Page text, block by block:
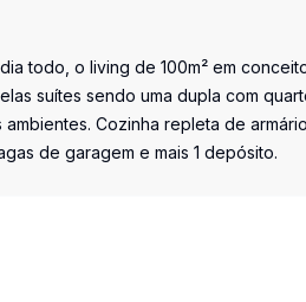
todo, o living de 100m² em
suítes sendo uma dupla com
Cozinha repleta de
de garagem e mais 1 depósito.